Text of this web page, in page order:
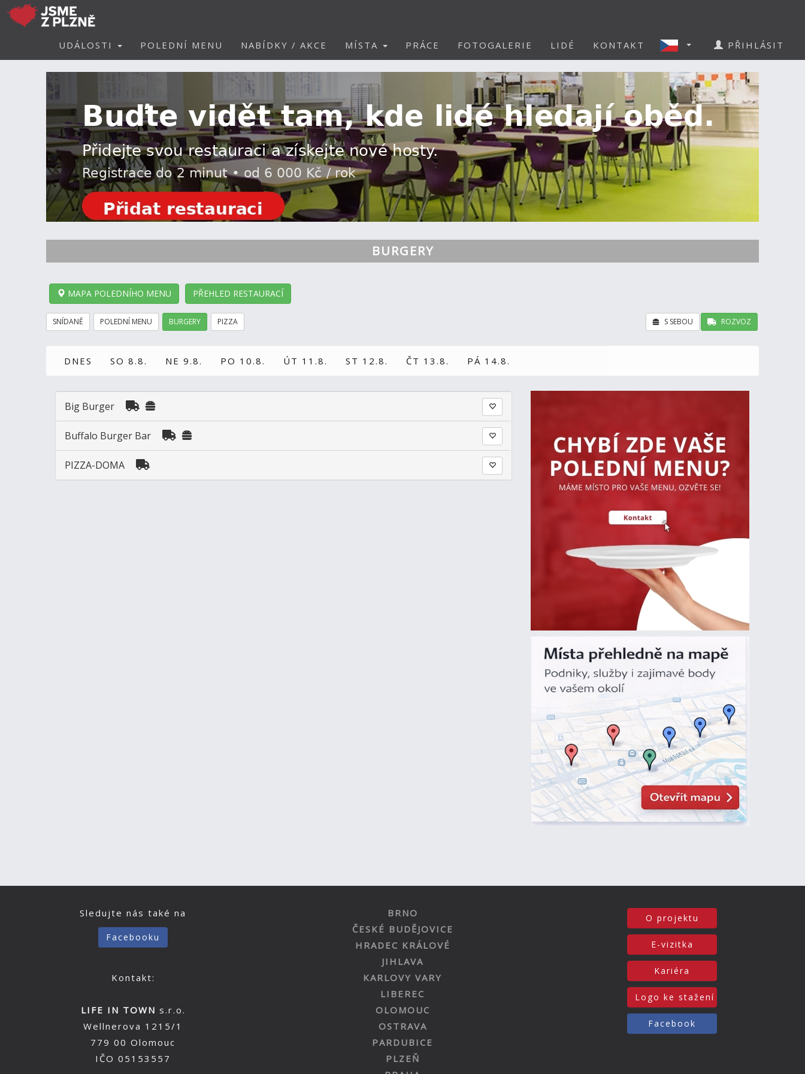
UDÁLOSTI POLEDNÍ MENU NABÍDKY / AKCE MÍSTA PRÁCE FOTOGALERIE LIDÉ KONTAKT PŘIHLÁSIT
BURGERY
MAPA POLEDNÍHO MENU PŘEHLED RESTAURACÍ
SNÍDANĚ POLEDNÍ MENU BURGERY PIZZA ROZVOZ
S SEBOU
DNES SO 8.8. NE 9.8. PO 10.8. ÚT 11.8. ST 12.8. ČT 13.8. PÁ 14.8.
Big Burger
Buffalo Burger Bar
PIZZA-DOMA
Sledujte nás také na
Facebooku
Kontakt:
LIFE IN TOWN s.r.o.
Wellnerova 1215/1
779 00 Olomouc
IČO 05153557
BRNO
ČESKÉ BUDĚJOVICE
HRADEC KRÁLOVÉ
JIHLAVA
KARLOVY VARY
LIBEREC
OLOMOUC
OSTRAVA
PARDUBICE
PLZEŇ
O projektu
E-vizitka
Kariéra
Logo ke stažení
Facebook